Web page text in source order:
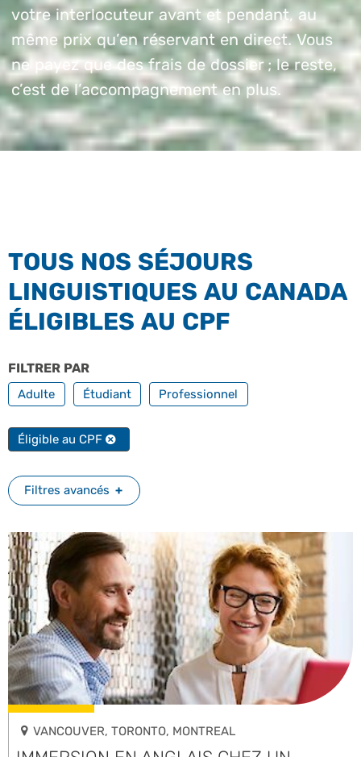
votre interlocuteur avant et pendant, au
même prix qu’en réservant en direct. Vous
ne payez que des frais de dossier ; le reste,
c’est de l’accompagnement en plus.
TOUS NOS SÉJOURS
LINGUISTIQUES AU CANADA
ÉLIGIBLES AU CPF
FILTRER PAR
Adulte Étudiant Professionnel
Éligible au CPF
Filtres avancés
VANCOUVER, TORONTO, MONTREAL